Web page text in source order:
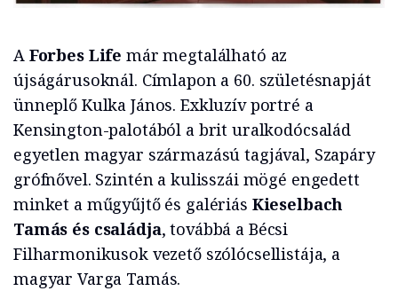
A Forbes Life már megtalálható az
újságárusoknál. Címlapon a 60. születésnapját
ünneplő Kulka János. Exkluzív portré a
Kensington-palotából a brit uralkodócsalád
egyetlen magyar származású tagjával, Szapáry
grófnővel. Szintén a kulisszái mögé engedett
minket a műgyűjtő és galériás Kieselbach
Tamás és családja, továbbá a Bécsi
Filharmonikusok vezető szólócsellistája, a
magyar Varga Tamás.